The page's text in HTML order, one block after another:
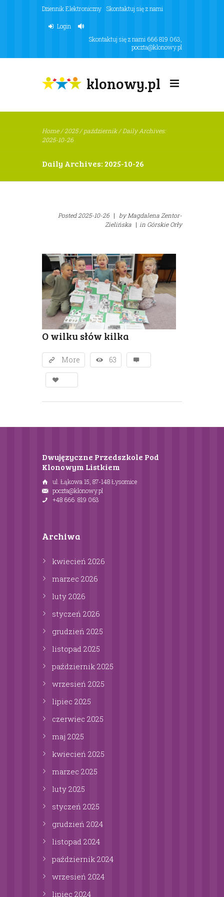
Dziennik Elektroniczny Skontaktuj się z nami
Login
Skontaktuj się z nami 666 819 063
poczta@klonowy.pl
klonowy.pl
Home/2025/październik/Daily Archives:
2025-10-26
Daily Archives: 2025-10-26
Posted2025-10-26 | byMagdalena Zentor-
Zielińska | in Górskie Orły
O wilku słów kilka
More 63
Dwujęzyczne Przedszkole Pod
Klonowym Listkiem
ul. Łąkowa 15, 87-148 Łysomice
poczta@klonowy.pl
+48 666 819 063
Archiwa
kwiecień 2026
marzec 2026
luty 2026
styczeń 2026
grudzień 2025
listopad 2025
październik 2025
wrzesień 2025
lipiec 2025
czerwiec 2025
maj 2025
kwiecień 2025
marzec 2025
luty 2025
styczeń 2025
grudzień 2024
listopad 2024
październik 2024
wrzesień 2024
lipiec 2024